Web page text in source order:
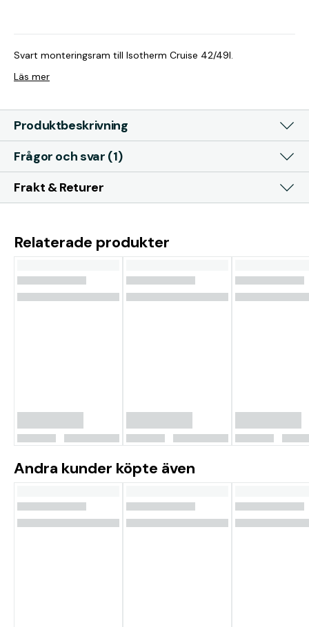
Svart monteringsram till Isotherm Cruise 42/49l.
Läs mer
Produktbeskrivning
Frågor och svar (1)
Frakt & Returer
Relaterade produkter
Andra kunder köpte även